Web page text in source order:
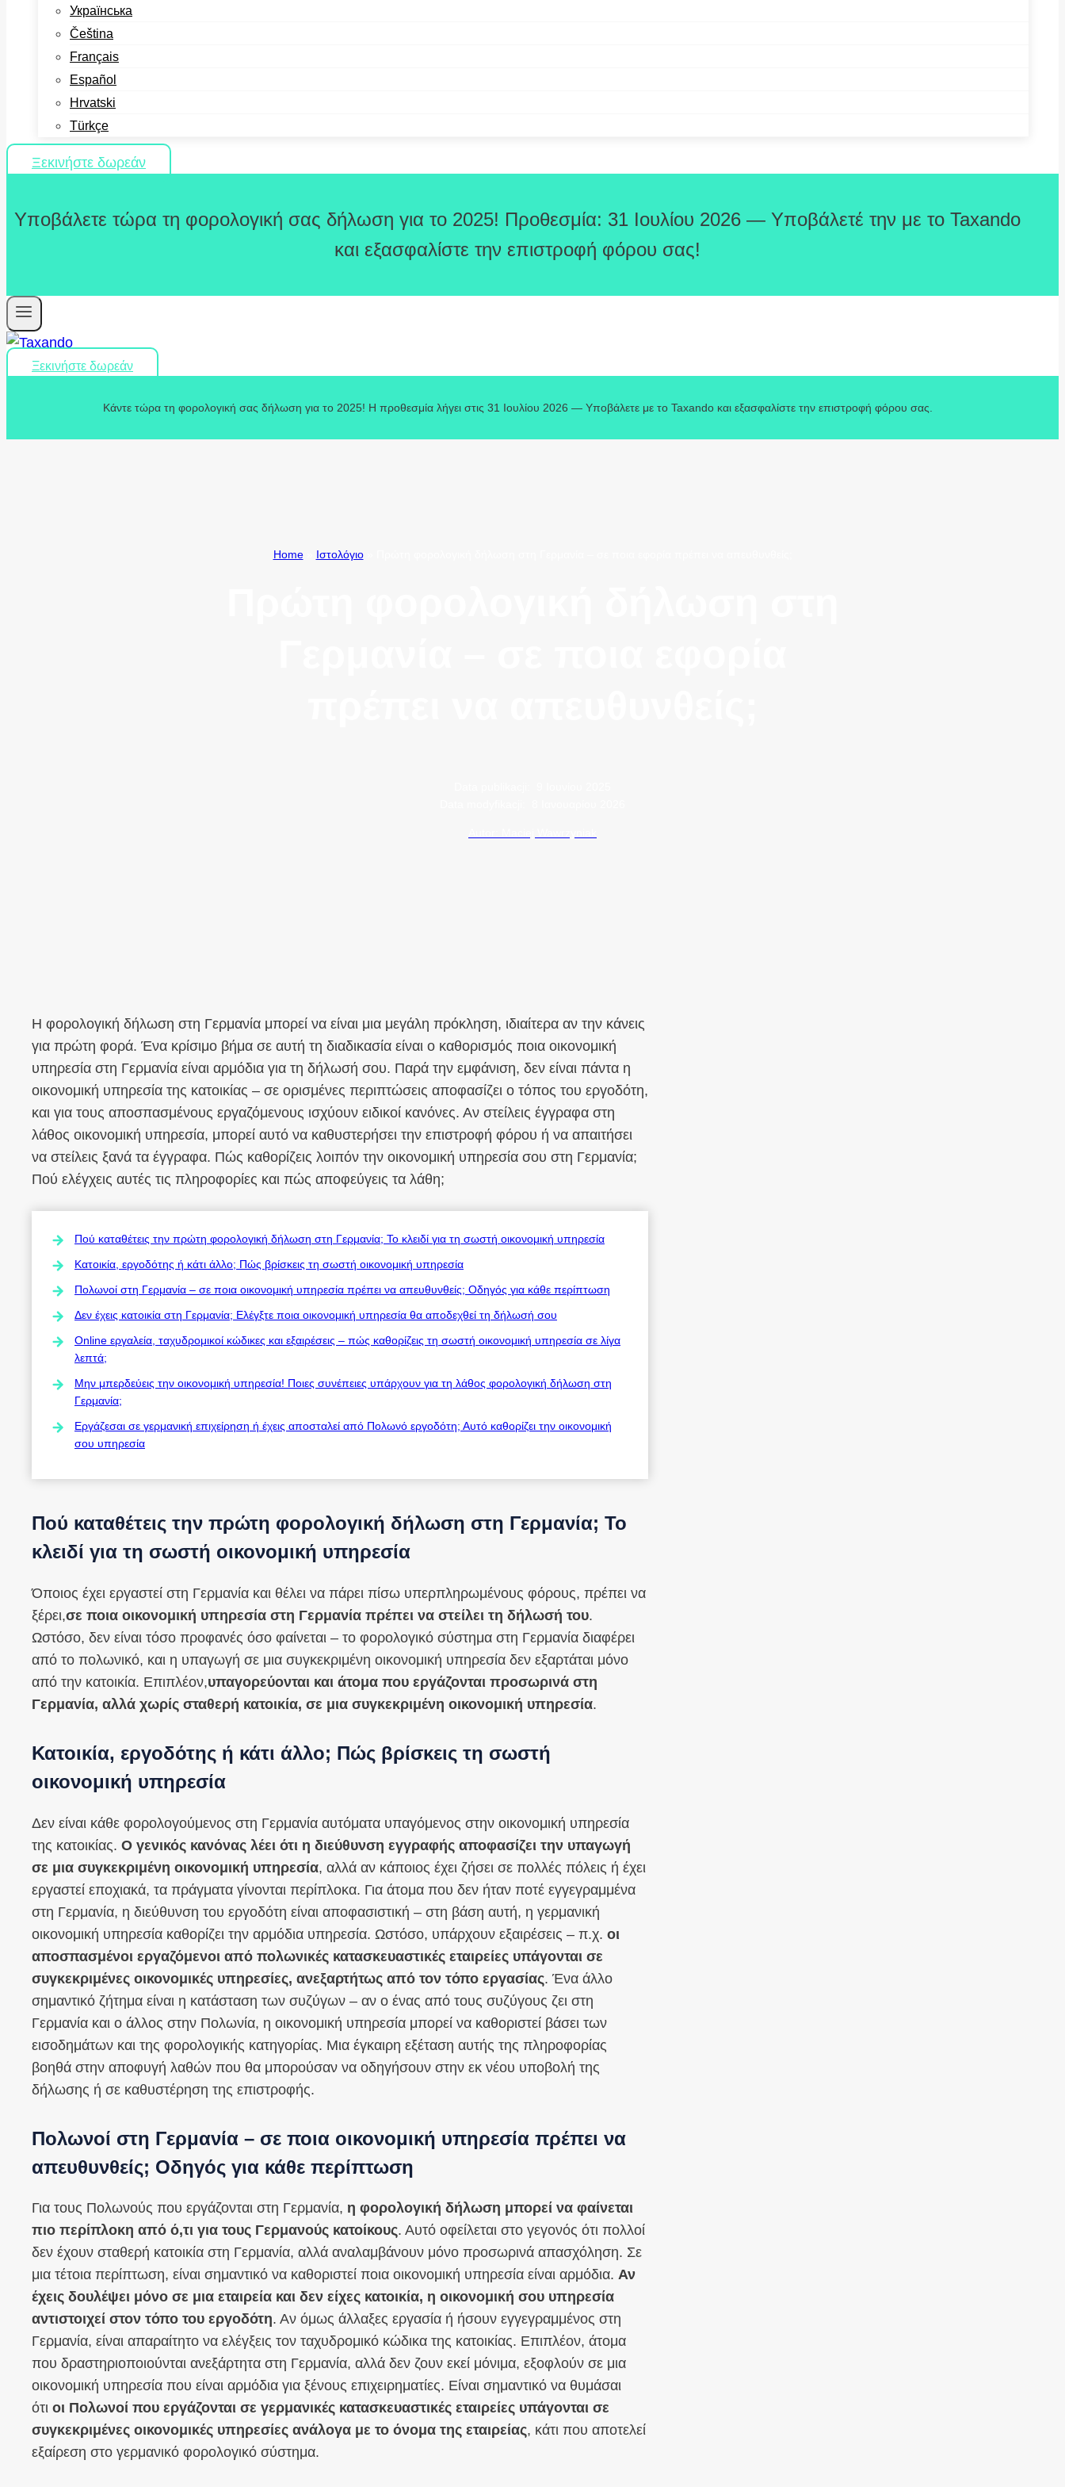
Українська
Čeština
Français
Español
Hrvatski
Türkçe
Ξεκινήστε δωρεάν
Υποβάλετε τώρα τη φορολογική σας δήλωση για το 2025! Προθεσμία: 31 Ιουλίου 2026 — Υποβάλετέ την με το Taxando
και εξασφαλίστε την επιστροφή φόρου σας!
Ξεκινήστε δωρεάν
Κάντε τώρα τη φορολογική σας δήλωση για το 2025! Η προθεσμία λήγει στις 31 Ιουλίου 2026 — Υποβάλετε με το Taxando και εξασφαλίστε την επιστροφή φόρου σας.
Home» Ιστολόγιο»
Η φορολογική δήλωση στη Γερμανία μπορεί να είναι μια μεγάλη πρόκληση, ιδιαίτερα αν την κάνεις
για πρώτη φορά. Ένα κρίσιμο βήμα σε αυτή τη διαδικασία είναι ο καθορισμός ποια οικονομική
υπηρεσία στη Γερμανία είναι αρμόδια για τη δήλωσή σου. Παρά την εμφάνιση, δεν είναι πάντα η
οικονομική υπηρεσία της κατοικίας – σε ορισμένες περιπτώσεις αποφασίζει ο τόπος του εργοδότη,
και για τους αποσπασμένους εργαζόμενους ισχύουν ειδικοί κανόνες. Αν στείλεις έγγραφα στη
λάθος οικονομική υπηρεσία, μπορεί αυτό να καθυστερήσει την επιστροφή φόρου ή να απαιτήσει
να στείλεις ξανά τα έγγραφα. Πώς καθορίζεις λοιπόν την οικονομική υπηρεσία σου στη Γερμανία;
Πού ελέγχεις αυτές τις πληροφορίες και πώς αποφεύγεις τα λάθη;
Πού καταθέτεις την πρώτη φορολογική δήλωση στη Γερμανία; Το κλειδί για τη σωστή οικονομική υπηρεσία
Κατοικία, εργοδότης ή κάτι άλλο; Πώς βρίσκεις τη σωστή οικονομική υπηρεσία
Πολωνοί στη Γερμανία – σε ποια οικονομική υπηρεσία πρέπει να απευθυνθείς; Οδηγός για κάθε περίπτωση
Δεν έχεις κατοικία στη Γερμανία; Ελέγξτε ποια οικονομική υπηρεσία θα αποδεχθεί τη δήλωσή σου
Online εργαλεία, ταχυδρομικοί κώδικες και εξαιρέσεις – πώς καθορίζεις τη σωστή οικονομική υπηρεσία σε λίγα
λεπτά;
Μην μπερδεύεις την οικονομική υπηρεσία! Ποιες συνέπειες υπάρχουν για τη λάθος φορολογική δήλωση στη
Γερμανία;
Εργάζεσαι σε γερμανική επιχείρηση ή έχεις αποσταλεί από Πολωνό εργοδότη; Αυτό καθορίζει την οικονομική
σου υπηρεσία
Πού καταθέτεις την πρώτη φορολογική δήλωση στη Γερμανία; Το
κλειδί για τη σωστή οικονομική υπηρεσία
Όποιος έχει εργαστεί στη Γερμανία και θέλει να πάρει πίσω υπερπληρωμένους φόρους, πρέπει να
ξέρει,σε ποια οικονομική υπηρεσία στη Γερμανία πρέπει να στείλει τη δήλωσή του.
Ωστόσο, δεν είναι τόσο προφανές όσο φαίνεται – το φορολογικό σύστημα στη Γερμανία διαφέρει
από το πολωνικό, και η υπαγωγή σε μια συγκεκριμένη οικονομική υπηρεσία δεν εξαρτάται μόνο
από την κατοικία. Επιπλέον,υπαγορεύονται και άτομα που εργάζονται προσωρινά στη
Γερμανία, αλλά χωρίς σταθερή κατοικία, σε μια συγκεκριμένη οικονομική υπηρεσία.
Κατοικία, εργοδότης ή κάτι άλλο; Πώς βρίσκεις τη σωστή
οικονομική υπηρεσία
Δεν είναι κάθε φορολογούμενος στη Γερμανία αυτόματα υπαγόμενος στην οικονομική υπηρεσία
της κατοικίας. Ο γενικός κανόνας λέει ότι η διεύθυνση εγγραφής αποφασίζει την υπαγωγή
σε μια συγκεκριμένη οικονομική υπηρεσία, αλλά αν κάποιος έχει ζήσει σε πολλές πόλεις ή έχει
εργαστεί εποχιακά, τα πράγματα γίνονται περίπλοκα. Για άτομα που δεν ήταν ποτέ εγγεγραμμένα
στη Γερμανία, η διεύθυνση του εργοδότη είναι αποφασιστική – στη βάση αυτή, η γερμανική
οικονομική υπηρεσία καθορίζει την αρμόδια υπηρεσία. Ωστόσο, υπάρχουν εξαιρέσεις – π.χ. οι
αποσπασμένοι εργαζόμενοι από πολωνικές κατασκευαστικές εταιρείες υπάγονται σε
συγκεκριμένες οικονομικές υπηρεσίες, ανεξαρτήτως από τον τόπο εργασίας. Ένα άλλο
σημαντικό ζήτημα είναι η κατάσταση των συζύγων – αν ο ένας από τους συζύγους ζει στη
Γερμανία και ο άλλος στην Πολωνία, η οικονομική υπηρεσία μπορεί να καθοριστεί βάσει των
εισοδημάτων και της φορολογικής κατηγορίας. Μια έγκαιρη εξέταση αυτής της πληροφορίας
βοηθά στην αποφυγή λαθών που θα μπορούσαν να οδηγήσουν στην εκ νέου υποβολή της
δήλωσης ή σε καθυστέρηση της επιστροφής.
Πολωνοί στη Γερμανία – σε ποια οικονομική υπηρεσία πρέπει να
απευθυνθείς; Οδηγός για κάθε περίπτωση
Για τους Πολωνούς που εργάζονται στη Γερμανία, η φορολογική δήλωση μπορεί να φαίνεται
πιο περίπλοκη από ό,τι για τους Γερμανούς κατοίκους. Αυτό οφείλεται στο γεγονός ότι πολλοί
δεν έχουν σταθερή κατοικία στη Γερμανία, αλλά αναλαμβάνουν μόνο προσωρινά απασχόληση. Σε
μια τέτοια περίπτωση, είναι σημαντικό να καθοριστεί ποια οικονομική υπηρεσία είναι αρμόδια. Αν
έχεις δουλέψει μόνο σε μια εταιρεία και δεν είχες κατοικία, η οικονομική σου υπηρεσία
αντιστοιχεί στον τόπο του εργοδότη. Αν όμως άλλαξες εργασία ή ήσουν εγγεγραμμένος στη
Γερμανία, είναι απαραίτητο να ελέγξεις τον ταχυδρομικό κώδικα της κατοικίας. Επιπλέον, άτομα
που δραστηριοποιούνται ανεξάρτητα στη Γερμανία, αλλά δεν ζουν εκεί μόνιμα, εξοφλούν σε μια
οικονομική υπηρεσία που είναι αρμόδια για ξένους επιχειρηματίες. Είναι σημαντικό να θυμάσαι
ότι οι Πολωνοί που εργάζονται σε γερμανικές κατασκευαστικές εταιρείες υπάγονται σε
συγκεκριμένες οικονομικές υπηρεσίες ανάλογα με το όνομα της εταιρείας, κάτι που αποτελεί
εξαίρεση στο γερμανικό φορολογικό σύστημα.